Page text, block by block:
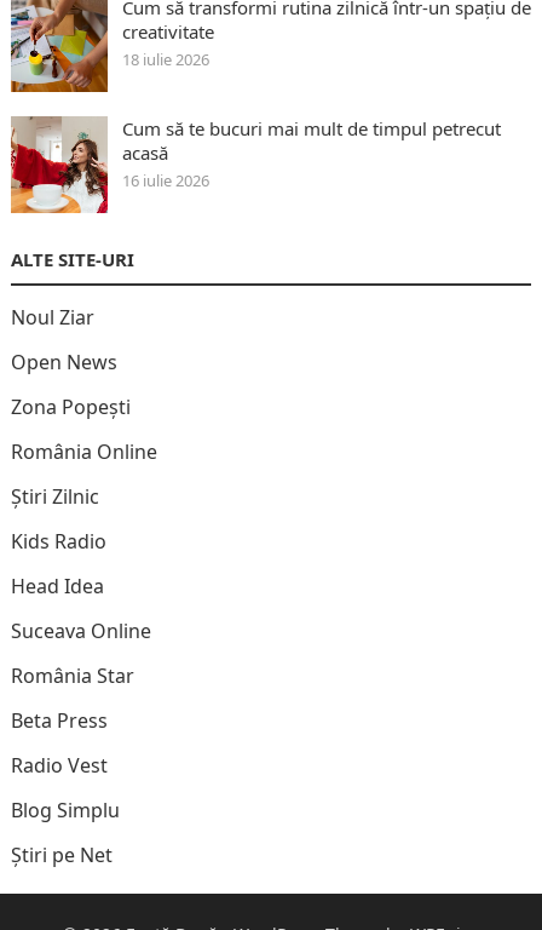
Cum să transformi rutina zilnică într-un spațiu de
creativitate
18 iulie 2026
Cum să te bucuri mai mult de timpul petrecut
acasă
16 iulie 2026
ALTE SITE-URI
Noul Ziar
Open News
Zona Popești
România Online
Știri Zilnic
Kids Radio
Head Idea
Suceava Online
România Star
Beta Press
Radio Vest
Blog Simplu
Știri pe Net